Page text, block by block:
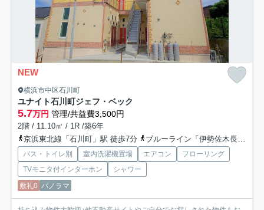
NEW
横浜市中区石川町
ユナイト石川町ジェフ・ベック
5.7万円 管理/共益費3,500円
2階 / 11.10㎡ / 1R /築6年
京浜東北線「石川町」駅 徒歩7分
ブルーライン「伊勢佐木長者町」駅 徒歩11分
バス・トイレ別 室内洗濯機置場 エアコン
フローリング
TVモニタ付インターホン
シャワー
敷礼0 パノラマ